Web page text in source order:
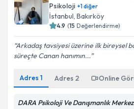
Psikoloji +1diğer
İstanbul, Bakırköy
4.9 (15 Değerlendirme)
Arkadaş tavsiyesi üzerine ilk bireysel
süreçte Canan hanımın...
Adres 1 Adres 2 Online
DARA Psikoloji Ve Danışmanlık